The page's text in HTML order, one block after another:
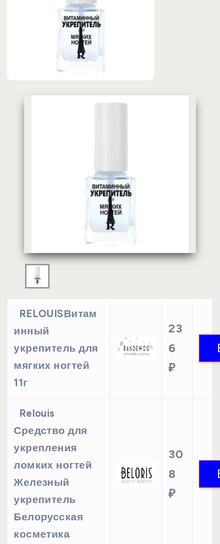
RELOUISВитам
инный
укрепитель для
мягких ногтей
11г
23
6
₽
Relouis
Средство для
укрепления
ломких ногтей
Железный
укрепитель
Белорусская
косметика
30
8
₽